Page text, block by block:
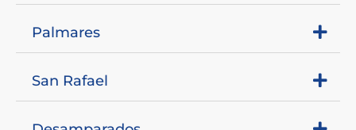
Palmares
San Rafael